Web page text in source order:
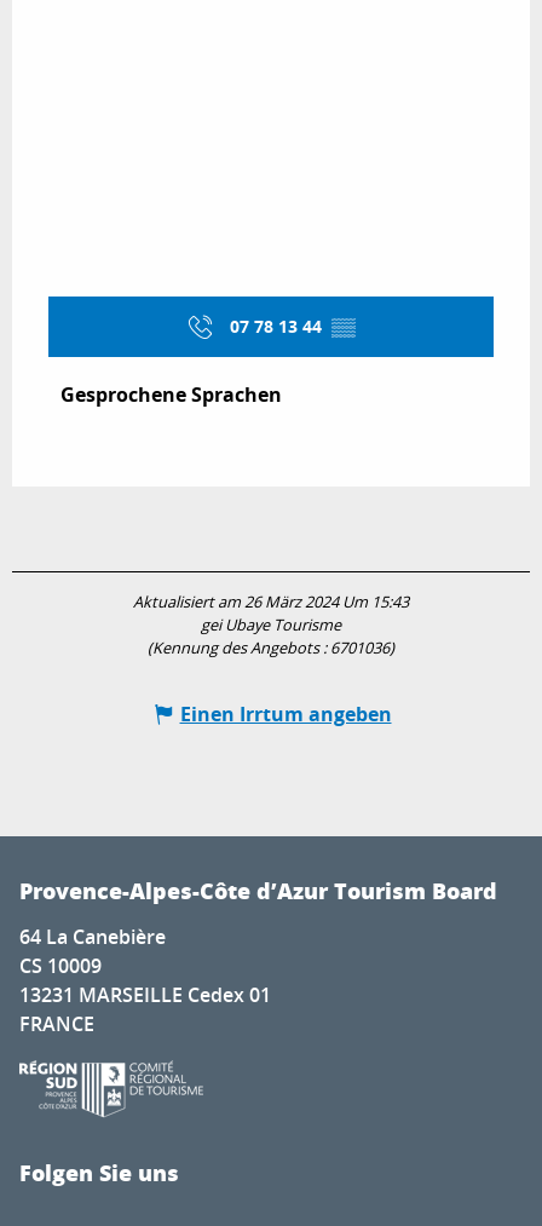
07 78 13 44 ▒▒
Gesprochene Sprachen
Gesprochene Sprachen
Aktualisiert am 26 März 2024 Um 15:43
gei Ubaye Tourisme
(Kennung des Angebots :6701036)
Einen Irrtum angeben
Provence-Alpes-Côte d’Azur Tourism Board
64 La Canebière
CS 10009
13231 MARSEILLE Cedex 01
FRANCE
Folgen Sie uns